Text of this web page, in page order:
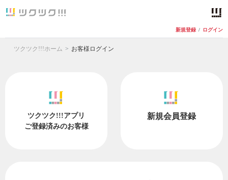
新規登録 / ログイン
ツクツク!!!ホーム お客様ログイン
ツクツク!!!アプリ
ご登録済みのお客様
新規会員登録